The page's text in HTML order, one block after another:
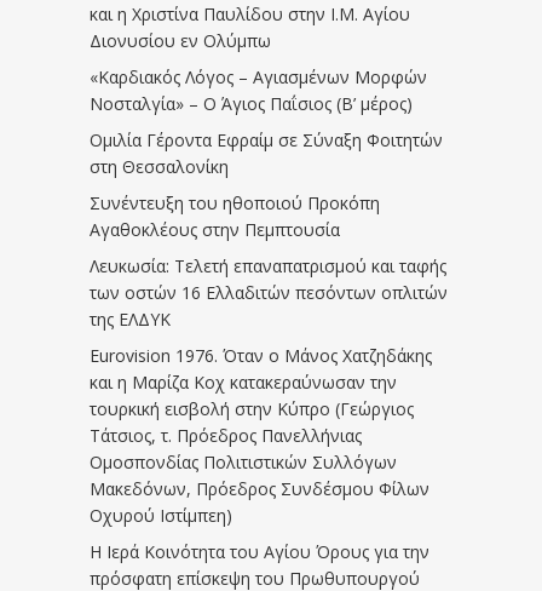
και η Χριστίνα Παυλίδου στην Ι.Μ. Αγίου
Διονυσίου εν Ολύμπω
«Καρδιακός Λόγος – Αγιασμένων Μορφών
Νοσταλγία» – Ο Άγιος Παΐσιος (Β’ μέρος)
Ομιλία Γέροντα Εφραίμ σε Σύναξη Φοιτητών
στη Θεσσαλονίκη
Συνέντευξη του ηθοποιού Προκόπη
Αγαθοκλέους στην Πεμπτουσία
Λευκωσία: Τελετή επαναπατρισμού και ταφής
των οστών 16 Ελλαδιτών πεσόντων οπλιτών
της ΕΛΔΥΚ
Eurovision 1976. Όταν ο Μάνος Χατζηδάκης
και η Μαρίζα Κοχ κατακεραύνωσαν την
τουρκική εισβολή στην Κύπρο (Γεώργιος
Τάτσιος, τ. Πρόεδρος Πανελλήνιας
Ομοσπονδίας Πολιτιστικών Συλλόγων
Μακεδόνων, Πρόεδρος Συνδέσμου Φίλων
Οχυρού Ιστίμπεη)
Η Ιερά Κοινότητα του Αγίου Όρους για την
πρόσφατη επίσκεψη του Πρωθυπουργού